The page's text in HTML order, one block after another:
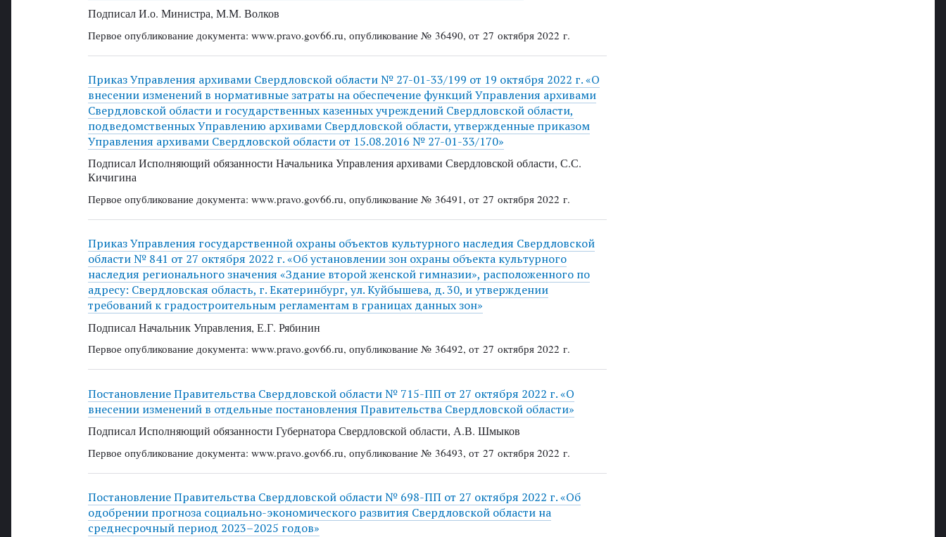
Подписал И.о. Министра, М.М. Волков
Первое опубликование документа: www.pravo.gov66.ru, опубликование № 36490, от 27 октября 2022 г.
Приказ Управления архивами Свердловской области № 27-01-33/199 от 19 октября 2022 г. «О
внесении изменений в нормативные затраты на обеспечение функций Управления архивами
Свердловской области и государственных казенных учреждений Свердловской области,
подведомственных Управлению архивами Свердловской области, утвержденные приказом
Управления архивами Свердловской области от 15.08.2016 № 27-01-33/170»
Подписал Исполняющий обязанности Начальника Управления архивами Свердловской области, С.С.
Кичигина
Первое опубликование документа: www.pravo.gov66.ru, опубликование № 36491, от 27 октября 2022 г.
Приказ Управления государственной охраны объектов культурного наследия Свердловской
области № 841 от 27 октября 2022 г. «Об установлении зон охраны объекта культурного
наследия регионального значения «Здание второй женской гимназии», расположенного по
адресу: Свердловская область, г. Екатеринбург, ул. Куйбышева, д. 30, и утверждении
требований к градостроительным регламентам в границах данных зон»
Подписал Начальник Управления, Е.Г. Рябинин
Первое опубликование документа: www.pravo.gov66.ru, опубликование № 36492, от 27 октября 2022 г.
Постановление Правительства Свердловской области № 715-ПП от 27 октября 2022 г. «О
внесении изменений в отдельные постановления Правительства Свердловской области»
Подписал Исполняющий обязанности Губернатора Свердловской области, А.В. Шмыков
Первое опубликование документа: www.pravo.gov66.ru, опубликование № 36493, от 27 октября 2022 г.
Постановление Правительства Свердловской области № 698-ПП от 27 октября 2022 г. «Об
одобрении прогноза социально-экономического развития Свердловской области на
среднесрочный период 2023–2025 годов»